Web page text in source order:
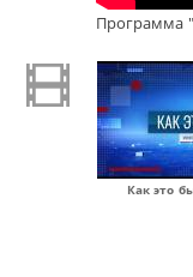
Программа
Как это